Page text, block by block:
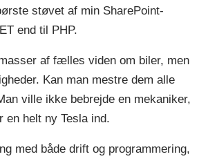
støvet af min SharePoint-
end til PHP.
af fælles viden om biler, men
Kan man mestre dem alle
ville ikke bebrejde en mekaniker,
en helt ny Tesla ind.
med både drift og programmering,